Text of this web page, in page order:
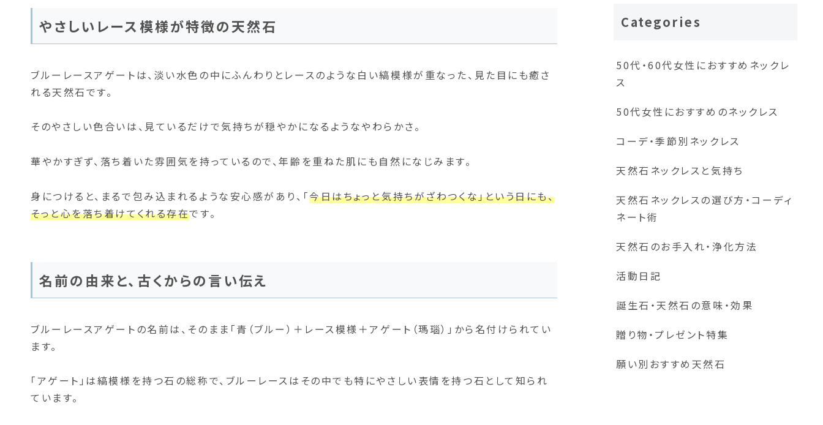
やさしいレース模様が特徴の天然石
ブルーレースアゲートは、淡い水色の中にふんわりとレースのような白い縞模様が重なった、見た目にも癒さ
れる天然石です。
そのやさしい色合いは、見ているだけで気持ちが穏やかになるようなやわらかさ。
華やかすぎず、落ち着いた雰囲気を持っているので、年齢を重ねた肌にも自然になじみます。
身につけると、まるで包み込まれるような安心感があり、「今日はちょっと気持ちがざわつくな」という日にも、
そっと心を落ち着けてくれる存在です。
名前の由来と、古くからの言い伝え
ブルーレースアゲートの名前は、そのまま「青（ブルー）＋レース模様＋アゲート（瑪瑙）」から名付けられてい
ます。
「アゲート」は縞模様を持つ石の総称で、ブルーレースはその中でも特にやさしい表情を持つ石として知られ
ています。
Categories
50代・60代女性におすすめネックレ
ス
50代女性におすすめのネックレス
コーデ・季節別ネックレス
天然石ネックレスと気持ち
天然石ネックレスの選び方・コーディ
ネート術
天然石のお手入れ・浄化方法
活動日記
誕生石・天然石の意味・効果
贈り物・プレゼント特集
願い別おすすめ天然石